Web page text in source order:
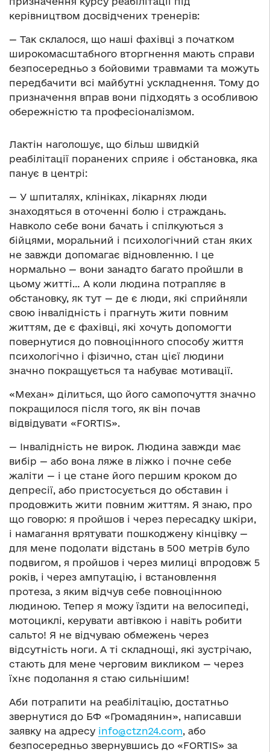
керівництвом досвідчених тренерів:
— Так склалося, що наші фахівці з початком
широкомасштабного вторгнення мають справи
безпосередньо з бойовими травмами та можуть
передбачити всі майбутні ускладнення. Тому до
призначення вправ вони підходять з особливою
обережністю та професіоналізмом.
Лактін наголошує, що більш швидкій
реабілітації поранених сприяє і обстановка, яка
панує в центрі:
— У шпиталях, клініках, лікарнях люди
знаходяться в оточенні болю і страждань.
Навколо себе вони бачать і спілкуються з
бійцями, моральний і психологічний стан яких
не завжди допомагає відновленню. І це
нормально — вони занадто багато пройшли в
цьому житті… А коли людина потрапляє в
обстановку, як тут — де є люди, які сприйняли
свою інвалідність і прагнуть жити повним
життям, де є фахівці, які хочуть допомогти
повернутися до повноцінного способу життя
психологічно і фізично, стан цієї людини
значно покращується та набуває мотивації.
«Механ» ділиться, що його самопочуття значно
покращилося після того, як він почав
відвідувати «FORTIS».
— Інвалідність не вирок. Людина завжди має
вибір — або вона ляже в ліжко і почне себе
жаліти — і це стане його першим кроком до
депресії, або пристосується до обставин і
продовжить жити повним життям. Я знаю, про
що говорю: я пройшов і через пересадку шкіри,
і намагання врятувати пошкоджену кінцівку —
для мене подолати відстань в 500 метрів було
подвигом, я пройшов і через милиці впродовж 5
років, і через ампутацію, і встановлення
протеза, з яким відчув себе повноцінною
людиною. Тепер я можу їздити на велосипеді,
мотоциклі, керувати автівкою і навіть робити
сальто! Я не відчуваю обмежень через
відсутність ноги. А ті складнощі, які зустрічаю,
стають для мене черговим викликом — через
їхнє подолання я стаю сильнішим!
Аби потрапити на реабілітацію, достатньо
звернутися до БФ «Громадянин», написавши
заявку на адресу info@ctzn24.com, або
безпосередньо звернувшись до «FORTIS» за